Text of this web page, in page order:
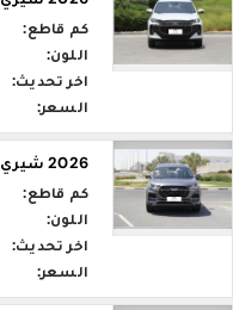
كم قاطع:
اللون:
اخر تحديث:
السعر:
2026 شيري تيغو 8 برو ماكس فلاك شيب
كم قاطع:
اللون:
اخر تحديث:
السعر: